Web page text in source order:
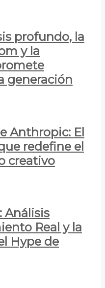
profundo, la
y la
generación
Anthropic: El
redefine el
creativo
Análisis
Real y la
Hype de